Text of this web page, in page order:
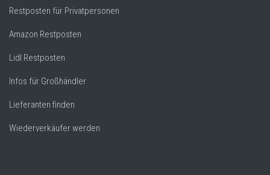
Restposten für Privatpersonen
Amazon Restposten
Lidl Restposten
Infos für Großhändler
Lieferanten finden
Wiederverkäufer werden